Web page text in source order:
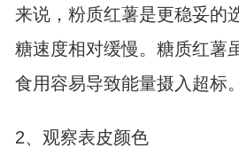
来说，粉质红薯是更稳妥的
糖速度相对缓慢。糖质红薯
食用容易导致能量摄入超标。
2、观察表皮颜色